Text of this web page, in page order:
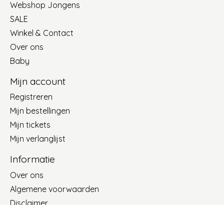
Webshop Jongens
SALE
Winkel & Contact
Over ons
Baby
Mijn account
Registreren
Mijn bestellingen
Mijn tickets
Mijn verlanglijst
Informatie
Over ons
Algemene voorwaarden
Disclaimer